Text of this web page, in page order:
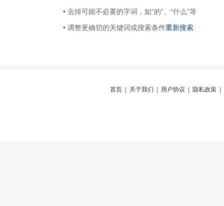
• 去掉可能不必要的字词，如“的”、“什么”等
• 调整更确切的关键词或搜索条件重新搜索
首页 关于我们 用户协议 隐私政策